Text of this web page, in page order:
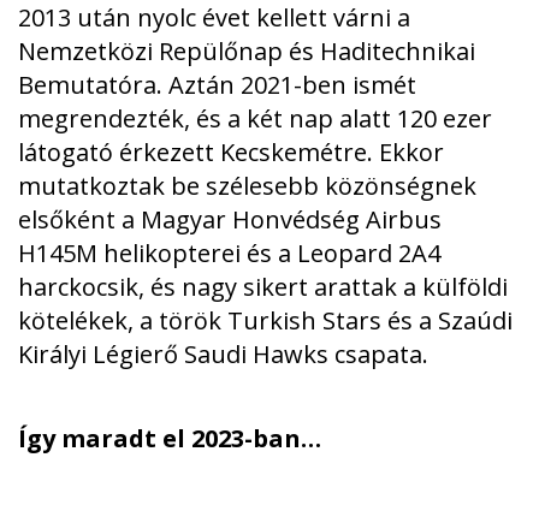
2013 után nyolc évet kellett várni a
Nemzetközi Repülőnap és Haditechnikai
Bemutatóra. Aztán 2021-ben ismét
megrendezték, és a két nap alatt 120 ezer
látogató érkezett Kecskemétre. Ekkor
mutatkoztak be szélesebb közönségnek
elsőként a Magyar Honvédség Airbus
H145M helikopterei és a Leopard 2A4
harckocsik, és nagy sikert arattak a külföldi
kötelékek, a török Turkish Stars és a Szaúdi
Királyi Légierő Saudi Hawks csapata.
Így maradt el 2023-ban…